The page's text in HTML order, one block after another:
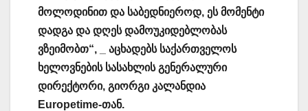
მოლოდინით და საბედნიეროდ, ეს მომენტი
დადგა და დღეს დამოუკიდებლობას
ვზეიმობთ“, _ აცხადებს საქართველოს
ხელოვნების სასახლის გენერალური
დირექტორი, გიორგი კალანდია
Europetime-თან.